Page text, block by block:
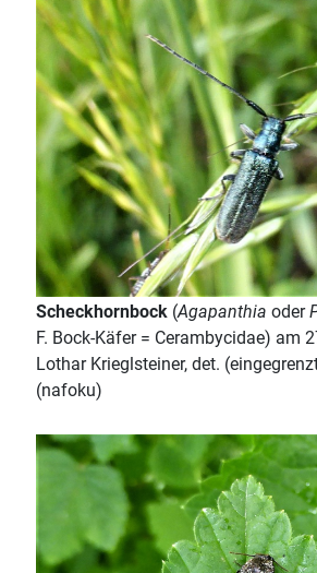
Scheckhornbock (Agapanthia oder
F. Bock-Käfer = Cerambycidae) am
Lothar Krieglsteiner, det.
(nafoku)